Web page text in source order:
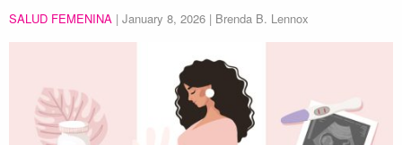
SALUD FEMENINA | January 8, 2026 | Brenda B. Lennox